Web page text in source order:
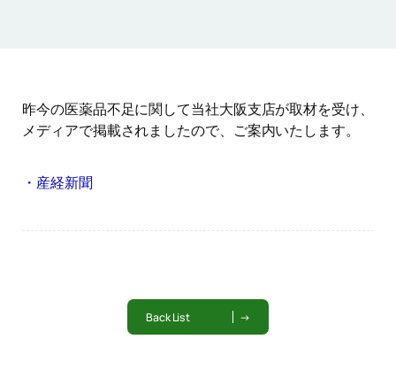
昨今の医薬品不足に関して当社大阪支店が取材を受け、
メディアで掲載されましたので、ご案内いたします。
・産経新聞
Back List →